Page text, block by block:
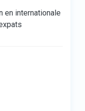
en internationale